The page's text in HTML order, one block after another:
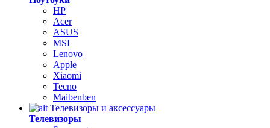
HP
Acer
ASUS
MSI
Lenovo
Apple
Xiaomi
Tecno
Maibenben
Телевизоры и аксессуары
Телевизоры